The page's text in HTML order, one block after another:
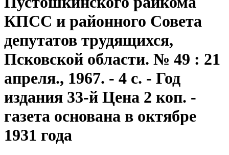
КПСС и районного Совета
депутатов трудящихся,
Псковской области. № 49 : 21
апреля., 1967. - 4 с. - Год
издания 33-й Цена 2 коп. -
газета основана в октябре
1931 года